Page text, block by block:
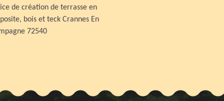
de création de terrasse en
bois et teck Crannes En
72540